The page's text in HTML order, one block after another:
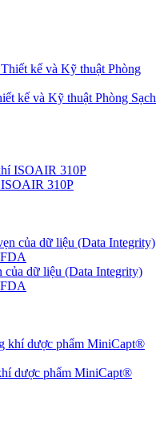
kế và Kỹ thuật Phòng Sạch
310P
của dữ liệu (Data Integrity)
FDA
dược phẩm MiniCapt®